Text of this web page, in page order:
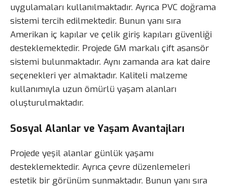
uygulamaları kullanılmaktadır. Ayrıca PVC doğrama
sistemi tercih edilmektedir. Bunun yanı sıra
Amerikan iç kapılar ve çelik giriş kapıları güvenliği
desteklemektedir. Projede GM markalı çift asansör
sistemi bulunmaktadır. Aynı zamanda ara kat daire
seçenekleri yer almaktadır. Kaliteli malzeme
kullanımıyla uzun ömürlü yaşam alanları
oluşturulmaktadır.
Sosyal Alanlar ve Yaşam Avantajları
Projede yeşil alanlar günlük yaşamı
desteklemektedir. Ayrıca çevre düzenlemeleri
estetik bir görünüm sunmaktadır. Bunun yanı sıra